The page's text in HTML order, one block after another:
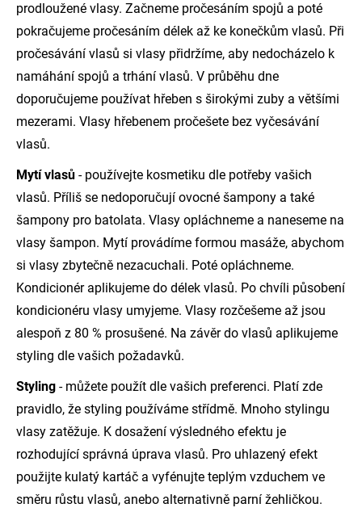
prodloužené vlasy. Začneme pročesáním spojů a poté
pokračujeme pročesáním délek až ke konečkům vlasů. Při
pročesávání vlasů si vlasy přidržíme, aby nedocházelo k
namáhání spojů a trhání vlasů. V průběhu dne
doporučujeme používat hřeben s širokými zuby a většími
mezerami. Vlasy hřebenem pročešete bez vyčesávání
vlasů.
Mytí vlasů - používejte kosmetiku dle potřeby vašich
vlasů. Příliš se nedoporučují ovocné šampony a také
šampony pro batolata. Vlasy opláchneme a naneseme na
vlasy šampon. Mytí provádíme formou masáže, abychom
si vlasy zbytečně nezacuchali. Poté opláchneme.
Kondicionér aplikujeme do délek vlasů. Po chvíli působení
kondicionéru vlasy umyjeme. Vlasy rozčešeme až jsou
alespoň z 80 % prosušené. Na závěr do vlasů aplikujeme
styling dle vašich požadavků.
Styling - můžete použít dle vašich preferenci. Platí zde
pravidlo, že styling používáme střídmě. Mnoho stylingu
vlasy zatěžuje. K dosažení výsledného efektu je
rozhodující správná úprava vlasů. Pro uhlazený efekt
použijte kulatý kartáč a vyfénujte teplým vzduchem ve
směru růstu vlasů, anebo alternativně parní žehličkou.